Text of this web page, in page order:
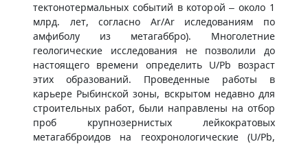
тектонотермальных событий в которой – около 1
млрд. лет, согласно Ar/Ar иследованиям по
амфиболу из метагаббро). Многолетние
геологические исследования не позволили до
настоящего времени определить U/Pb возраст
этих образований. Проведенные работы в
карьере Рыбинской зоны, вскрытом недавно для
строительных работ, были направлены на отбор
проб крупнозернистых лейкократовых
метагабброидов на геохронологические (U/Pb,